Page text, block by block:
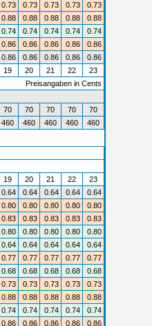
0.73 0.73 0.73 0.73
0.73
0.88 0.88 0.88 0.88
0.88
0.74 0.74 0.74 0.74
0.74
0.86 0.86 0.86 0.86
0.86
0.86 0.86 0.86 0.86
0.86
19 20 21 22
23
Preisangaben in Cents
70 70 70 70
70
460 460 460 460 460
19 20 21 22
23
0.64 0.64 0.64 0.64
0.64
0.80 0.80 0.80 0.80
0.80
0.83 0.83 0.83 0.83
0.83
0.80 0.80 0.80 0.80
0.80
0.64 0.64 0.64 0.64
0.64
0.77 0.77 0.77 0.77
0.77
0.68 0.68 0.68 0.68
0.68
0.73 0.73 0.73 0.73
0.73
0.88 0.88 0.88 0.88
0.88
0.74 0.74 0.74 0.74
0.74
0.86 0.86 0.86 0.86 0.86